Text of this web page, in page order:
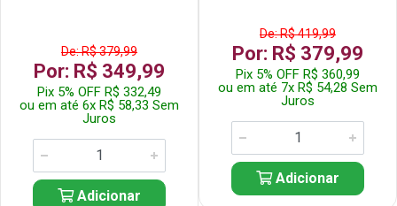
De: R$ 379,99
Por: R$ 349,99
Pix 5% OFF R$ 332,49
ou em até 6x R$ 58,33 Sem
Juros
Adicionar
De: R$ 419,99
Por: R$ 379,99
Pix 5% OFF R$ 360,99
ou em até 7x R$ 54,28 Sem
Juros
Adicionar